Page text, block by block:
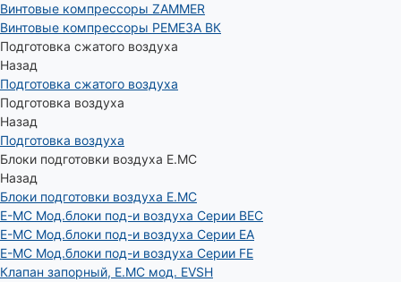
Винтовые компрессоры ZAMMER
Винтовые компрессоры РЕМЕЗА ВК
Подготовка сжатого воздуха
Назад
Подготовка сжатого воздуха
Подготовка воздуха
Назад
Подготовка воздуха
Блоки подготовки воздуха E.MC
Назад
Блоки подготовки воздуха E.MC
E-MC Мод.блоки под-и воздуха Серии BEC
E-MC Мод.блоки под-и воздуха Серии EA
E-MC Мод.блоки под-и воздуха Серии FE
Клапан запорный, E.MC мод. EVSH